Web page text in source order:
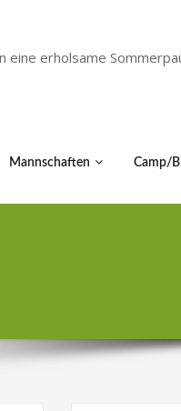
eine erholsame
Mannschaften Camp/